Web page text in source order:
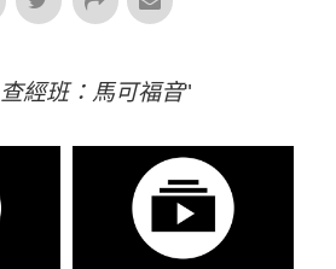
查經班：馬可福音"